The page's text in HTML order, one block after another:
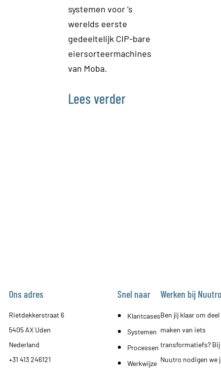
systemen voor ’s
werelds eerste
gedeeltelijk CIP-bare
eiersorteermachines
van Moba.
Lees verder
Ons adres
Rietdekkerstraat 6
5405 AX Uden
Nederland
+31 413 246121
Snel naar
Klantcases
Systemen
Processen
Werkwijze
Werken bij Nuutro
Ben jij klaar om
maken van iets
transformatiefs? Bij
Nuutro nodigen we